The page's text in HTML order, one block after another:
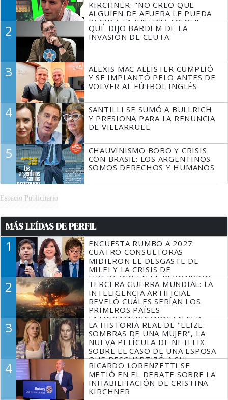
KIRCHNER: "NO CREO QUE
ALGUIEN DE AFUERA LE PUEDA
DECIR A LA JUSTICIA LO QUE
TIENE QUE HACER"
2
QUÉ DIJO BARDEM DE LA
INVASIÓN DE CEUTA
3
ALEXIS MAC ALLISTER CUMPLIÓ
Y SE IMPLANTÓ PELO ANTES DE
VOLVER AL FÚTBOL INGLÉS
4
SANTILLI SE SUMÓ A BULLRICH
Y PRESIONA PARA LA RENUNCIA
DE VILLARRUEL
5
CHAUVINISMO BOBO Y CRISIS
CON BRASIL: LOS ARGENTINOS
SOMOS DERECHOS Y HUMANOS
Espacio Publicitario
MÁS LEÍDAS DE PERFIL
1
ENCUESTA RUMBO A 2027:
CUATRO CONSULTORAS
MIDIERON EL DESGASTE DE
MILEI Y LA CRISIS DE
LIDERAZGO EN EL PERONISMO
2
TERCERA GUERRA MUNDIAL: LA
INTELIGENCIA ARTIFICIAL
REVELÓ CUÁLES SERÍAN LOS
PRIMEROS PAÍSES
LATINOAMERICANOS EN SER
DERROTADOS
3
LA HISTORIA REAL DE "ELIZE:
SOMBRAS DE UNA MUJER", LA
NUEVA PELÍCULA DE NETFLIX
SOBRE EL CASO DE UNA ESPOSA
QUE DESCUARTIZÓ A SU
MARIDO
4
RICARDO LORENZETTI SE
METIÓ EN EL DEBATE SOBRE LA
INHABILITACIÓN DE CRISTINA
KIRCHNER